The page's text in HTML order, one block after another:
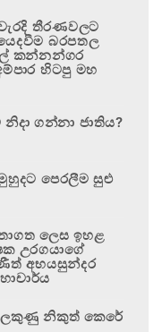
තීරණවලට
බරපතල
කන්නන්ගර
හිටපු මහ
ගන්නා ජාතිය?
පෙරලීම සුළු
ලෙස ඉහළ
උරගයාගේ
අභයසුන්දර
ලකුණු නිකුත් කෙරේ